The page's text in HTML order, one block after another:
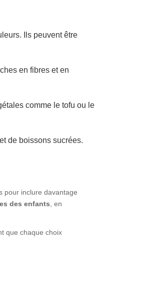
Ils peuvent être
en fibres et en
comme le tofu ou le
de boissons sucrées.
pour inclure davantage
des enfants , en
que chaque choix